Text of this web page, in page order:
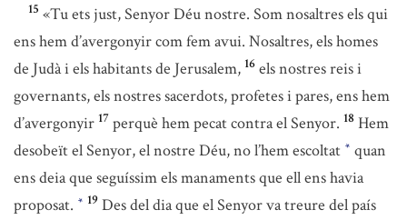
15 «Tu ets just, Senyor Déu nostre. Som nosaltres els qui
ens hem d’avergonyir com fem avui. Nosaltres, els homes
de Judà i els habitants de Jerusalem, 16 els nostres reis i
governants, els nostres sacerdots, profetes i pares, ens hem
d’avergonyir 17 perquè hem pecat contra el Senyor. 18 Hem
desobeït el Senyor, el nostre Déu, no l’hem escoltat * quan
ens deia que seguíssim els manaments que ell ens havia
proposat. * 19 Des del dia que el Senyor va treure del país